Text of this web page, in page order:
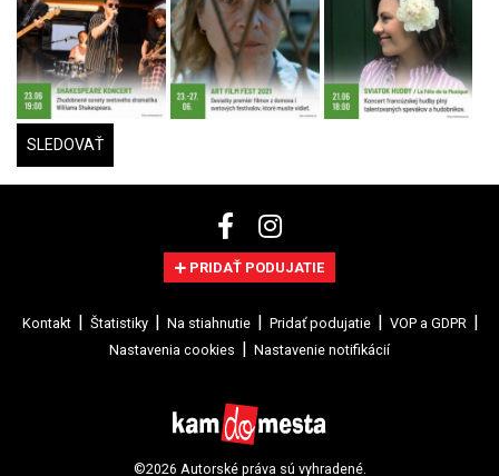
SLEDOVAŤ
PRIDAŤ PODUJATIE
Kontakt Štatistiky Na stiahnutie Pridať podujatie
VOP a GDPR
Nastavenia cookies
Nastavenie notifikácií
©2026 Autorské práva sú vyhradené.